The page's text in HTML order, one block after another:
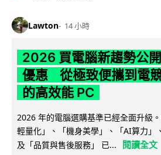
Lawton 14 小時
2026 買電腦新趨勢公
優惠 從極致便攜到電
的高效能 PC
2026 年的電腦選購基準已經全面升級
輕量化」、「機身美學」、「AI算力」
及「品質與售後服務」 已...
閱讀全文